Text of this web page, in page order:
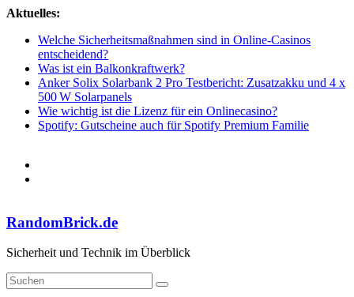
Zum
springen
Aktuelles:
Welche Sicherheitsmaßnahmen sind in Online-Casinos
entscheidend?
Was ist ein Balkonkraftwerk?
Anker Solix Solarbank 2 Pro Testbericht: Zusatzakku und 4 x
500 W Solarpanels
Wie wichtig ist die Lizenz für ein Onlinecasino?
Spotify: Gutscheine auch für Spotify Premium Familie
RandomBrick.de
Sicherheit und Technik im Überblick